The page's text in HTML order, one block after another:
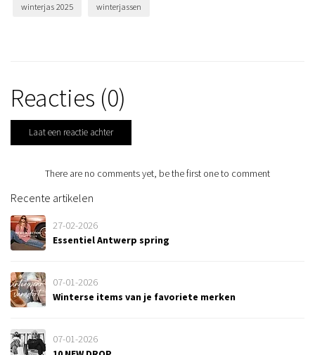
winterjas 2025 winterjassen
Reacties (0)
Laat een reactie achter
There are no comments yet, be the first one to comment
Recente artikelen
27-02-2026
Essentiel Antwerp spring
07-01-2026
Winterse items van je favoriete merken
07-01-2026